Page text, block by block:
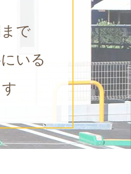
で
いる